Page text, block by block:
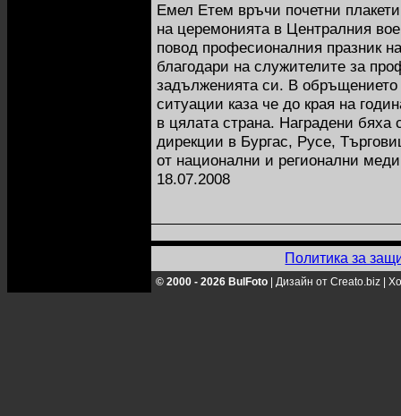
Емел Етем връчи почетни
на церемонията в Централния
повод професионалния празник
благодари на служителите за
задълженията си. В
ситуации каза че до края на
в цялата страна. Наградени бяха
дирекции в Бургас, Русе,
от национални и регионални
18.07.2008
Политика за
© 2000 - 2026 BulFoto Дизайн от Creato.biz